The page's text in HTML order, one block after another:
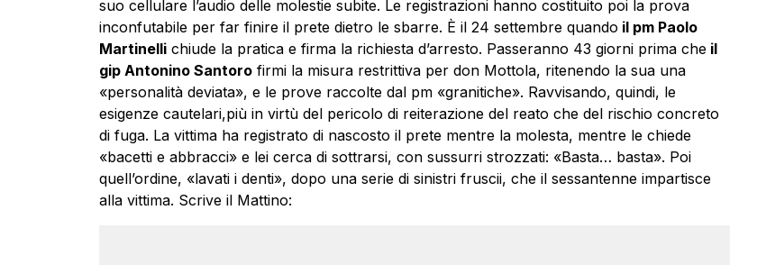
suo cellulare l’audio delle molestie subite. Le registrazioni hanno costituito poi la prova
inconfutabile per far finire il prete dietro le sbarre. È il 24 settembre quando il pm Paolo
Martinellichiude la pratica e firma la richiesta d’arresto. Passeranno 43 giorni prima cheil
gip Antonino Santorofirmi la misura restrittiva per don Mottola, ritenendo la sua una
«personalità deviata», e le prove raccolte dal pm «granitiche». Ravvisando, quindi, le
esigenze cautelari,più in virtù del pericolo di reiterazione del reato che del rischio concreto
di fuga. La vittima ha registrato di nascosto il prete mentre la molesta, mentre le chiede
«bacetti e abbracci» e lei cerca di sottrarsi, con sussurri strozzati: «Basta… basta». Poi
quell’ordine, «lavati i denti», dopo una serie di sinistri fruscii, che il sessantenne impartisce
alla vittima. Scrive il Mattino: